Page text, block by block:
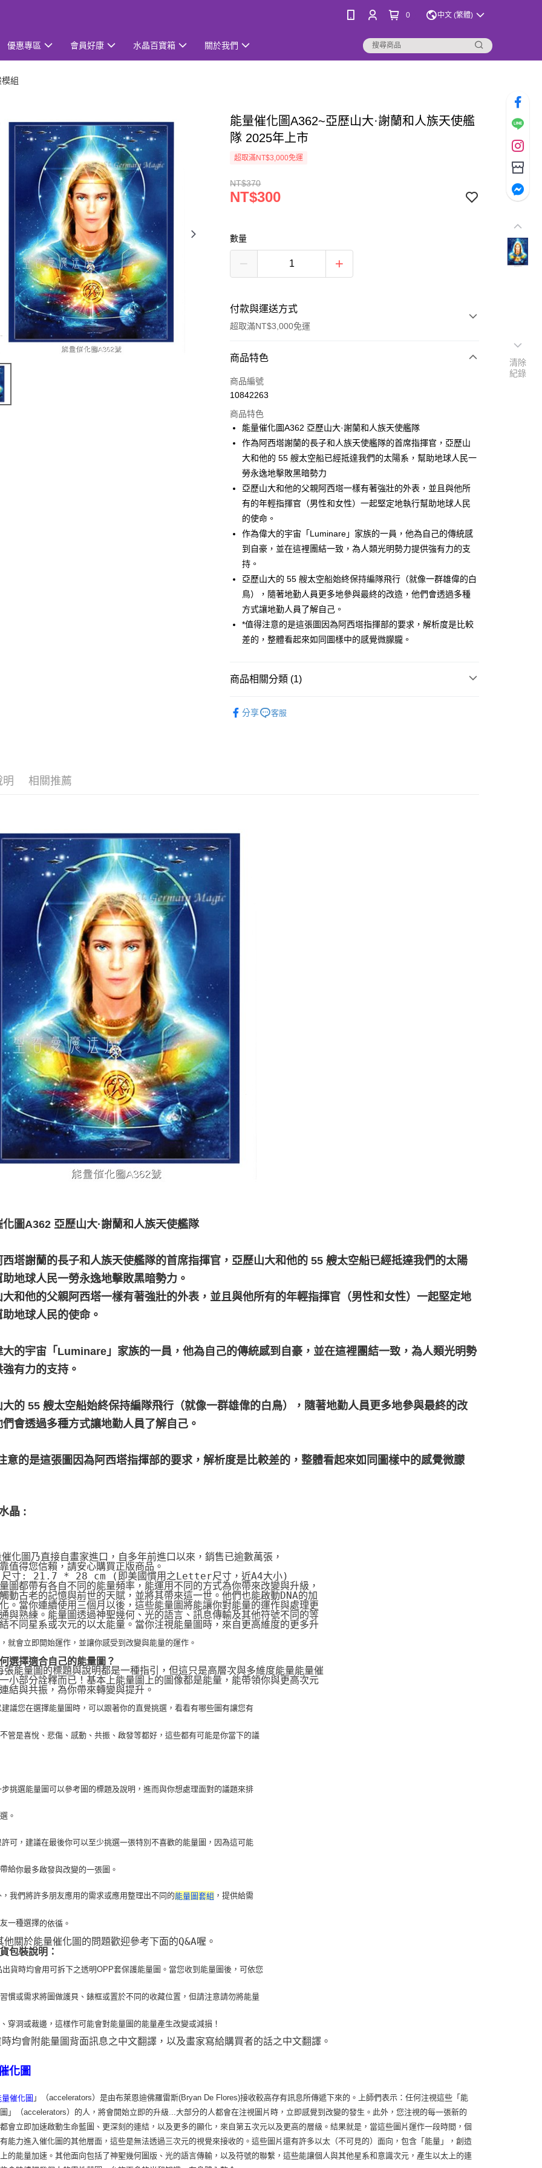
0 中文 (繁體)
優惠專區 會員好康 水晶百寶箱 關於我們
組
能量催化圖A362~亞歷山大·謝蘭和人族天使艦
隊 2025年上市
超取滿NT$3,000免運
NT$370
NT$300
數量
付款與運送方式
超取滿NT$3,000免運
付款方式
信用卡一次付款
LINE Pay
Apple Pay
街口支付
悠遊付
ATM付款
運送方式
全家取貨付款
每筆NT$80，滿NT$3,000(含以上)免運費
7-11取貨付款
每筆NT$80，滿NT$3,000(含以上)免運費
每筆NT$80，滿NT$3,000(含以上)免運費
商品特色
商品編號
10842263
商品特色
能量催化圖A362 亞歷山大·謝蘭和人族天使艦隊
作為阿西塔謝蘭的長子和人族天使艦隊的首席指揮官，亞歷山
大和他的 55 艘太空船已經抵達我們的太陽系，幫助地球人民一
勞永逸地擊敗黑暗勢力
亞歷山大和他的父親阿西塔一樣有著強壯的外表，並且與他所
有的年輕指揮官（男性和女性）一起堅定地執行幫助地球人民
的使命。
作為偉大的宇宙「Luminare」家族的一員，他為自己的傳統感
到自豪，並在這裡團結一致，為人類光明勢力提供強有力的支
持。
亞歷山大的 55 艘太空船始終保持編隊飛行（就像一群雄偉的白
鳥），隨著地勤人員更多地參與最終的改造，他們會透過多種
方式讓地勤人員了解自己。
*值得注意的是這張圖因為阿西塔指揮部的要求，解析度是比較
差的，整體看起來如同圖樣中的感覺微朦朧。
商品相關分類 (1)
分享
客服
明 相關推薦
化圖A362 亞歷山大·謝蘭和人族天使艦隊
西塔謝蘭的長子和人族天使艦隊的首席指揮官，亞歷山大和他的 55 艘太空船已經抵達我們的太陽
助地球人民一勞永逸地擊敗黑暗勢力。
大和他的父親阿西塔一樣有著強壯的外表，並且與他所有的年輕指揮官（男性和女性）一起堅定地
地球人民的使命。
大的宇宙「Luminare」家族的一員，他為自己的傳統感到自豪，並在這裡團結一致，為人類光明勢
有力的支持。
大的 55 艘太空船始終保持編隊飛行（就像一群雄偉的白鳥），隨著地勤人員更多地參與最終的改
們會透過多種方式讓地勤人員了解自己。
意的是這張圖因為阿西塔指揮部的要求，解析度是比較差的，整體看起來如同圖樣中的感覺微朦
晶 :
化圖乃直接自畫家進口，自多年前進口以來，銷售已逾數萬張，
值得您信賴，請安心購買正版商品。
尺寸: 21.7 * 28 cm (即美國慣用之Letter尺寸，近A4大小)
圖都帶有各自不同的能量頻率，能運用不同的方式為你帶來改變與升級，
動古老的記憶與前世的天賦，並將其帶來這一世。他們也能啟動DNA的加
。當你連續使用三個月以後，這些能量圖將能讓你對能量的運作與處理更
與熟練。能量圖透過神聖幾何、光的語言、訊息傳輸及其他符號不同的等
不同星系或次元的以太能量。當你注視能量圖時，來自更高維度的更多升
就會立即開始運作，並讓你感受到改變與能量的運作。
選擇適合自己的能量圖？
能量圖的標題與說明都是一種指引，但這只是高層次與多維度能量能量催
小部分詮釋而已！基本上能量圖上的圖像都是能量，能帶領你與更高次元
結與共振，為你帶來轉變與提升。
建議您在選擇能量圖時，可以跟著你的直覺挑選，看看有哪些圖有讓您有
管是喜悅、悲傷、感動、共振、啟發等都好，這些都有可能是你當下的議
步挑選能量圖可以參考圖的標題及說明，進而與你想處理面對的議題來排
。
許可，建議在最後你可以至少挑選一張特別不喜歡的能量圖，因為這可能
給你最多啟發與改變的一張圖。
，我們將許多朋友應用的需求或應用整理出不同的
能量圖套組 ，提供給需
一種選擇的依循。
關於能量催化圖的問題歡迎參考下面的Q&A喔。
包裝說明：
貨時均會用可拆下之透明OPP套保護能量圖。當您收到能量圖後，可依您
慣或需求將圖做護貝、錶框或置於不同的收藏位置，但請注意請勿將能量
穿洞或裁邊，這樣作可能會對能量圖的能量產生改變或減損！
均會附能量圖背面訊息之中文翻譯，以及畫家寫給購買者的話之中文翻譯。
化圖
量催化圖 」（accelerators）是由布萊恩迪佛羅雷斯(Bryan De Flores)接收較高存有訊息所傳遞下來的。上師們表示：任何注視這些「能
」（accelerators）的人，將會開始立即的升級...大部分的人都會在注視圖片時，立即感覺到改變的發生。此外，您注視的每一張新的
會立即加速啟動生命藍圖、更深刻的連結，以及更多的顯化，來自第五次元以及更高的層級。結果就是，當這些圖片運作一段時間，個
能力進入催化圖的其他層面，這些是無法透過三次元的視覺來接收的。這些圖片還有許多以太（不可見的）面向，包含「能量」，創造
的能量加速。其他面向包括了神聖幾何圖版、光的語言傳輸，以及符號的聯繫，這些能讓個人與其他星系和意識次元，產生以太上的連
清除
紀錄